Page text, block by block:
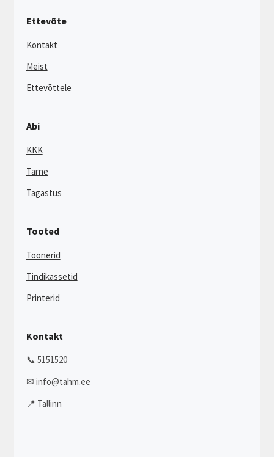
Ettevõte
Kontakt
Meist
Ettevõttele
Abi
KKK
Tarne
Tagastus
Tooted
Toonerid
Tindikassetid
Printerid
Kontakt
📞 5151520
✉ info@tahm.ee
📍 Tallinn